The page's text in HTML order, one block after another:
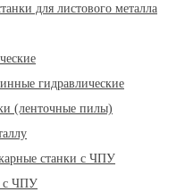
для листового металла
гидравлические
(ленточные пилы)
станки с ЧПУ
с ЧПУ